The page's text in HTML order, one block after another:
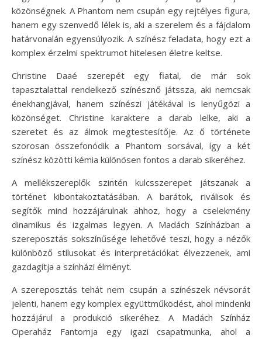
közönségnek. A Phantom nem csupán egy rejtélyes figura,
hanem egy szenvedő lélek is, aki a szerelem és a fájdalom
határvonalán egyensúlyozik. A színész feladata, hogy ezt a
komplex érzelmi spektrumot hitelesen életre keltse.
Christine Daaé szerepét egy fiatal, de már sok
tapasztalattal rendelkező színésznő játssza, aki nemcsak
énekhangjával, hanem színészi játékával is lenyűgözi a
közönséget. Christine karaktere a darab lelke, aki a
szeretet és az álmok megtestesítője. Az ő története
szorosan összefonódik a Phantom sorsával, így a két
színész közötti kémia különösen fontos a darab sikeréhez.
A mellékszereplők szintén kulcsszerepet játszanak a
történet kibontakoztatásában. A barátok, riválisok és
segítők mind hozzájárulnak ahhoz, hogy a cselekmény
dinamikus és izgalmas legyen. A Madách Színházban a
szereposztás sokszínűsége lehetővé teszi, hogy a nézők
különböző stílusokat és interpretációkat élvezzenek, ami
gazdagítja a színházi élményt.
A szereposztás tehát nem csupán a színészek névsorát
jelenti, hanem egy komplex együttműködést, ahol mindenki
hozzájárul a produkció sikeréhez. A Madách Színház
Operaház Fantomja egy igazi csapatmunka, ahol a